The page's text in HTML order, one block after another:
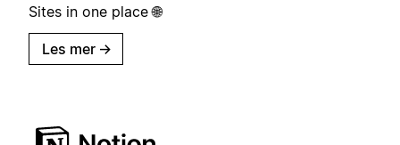
Sites in one place 🌐
Les mer →